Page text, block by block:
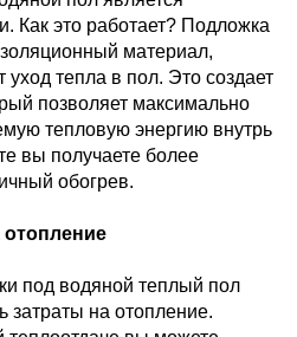
Как это работает? Подложка
материал,
тепла в пол. Это создает
позволяет максимально
тепловую энергию внутрь
вы получаете более
обогрев.
отопление
под водяной теплый пол
затраты на отопление.